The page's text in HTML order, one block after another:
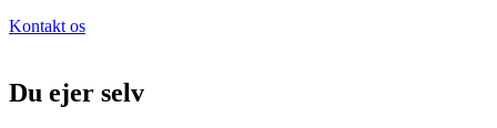
Kontakt os
Du ejer selv